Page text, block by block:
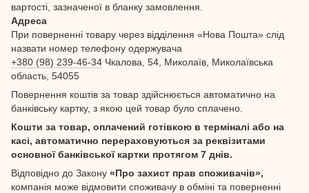
вартості, зазначеної в бланку замовлення.
Адреса
При поверненні товару через відділення «Нова Пошта» слід
назвати номер телефону одержувача
+380 (98) 239-46-34 Чкалова, 54, Миколаїв, Миколаївська
область, 54055
Повернення коштів за товар здійснюється автоматично на
банківську картку, з якою цей товар було сплачено.
Кошти за товар, оплачений готівкою в терміналі або на
касі, автоматично перераховуються за реквізитами
основної банківської картки протягом 7 днів.
Відповідно до Закону «Про захист прав споживачів»,
компанія може відмовити споживачу в обміні та поверненні